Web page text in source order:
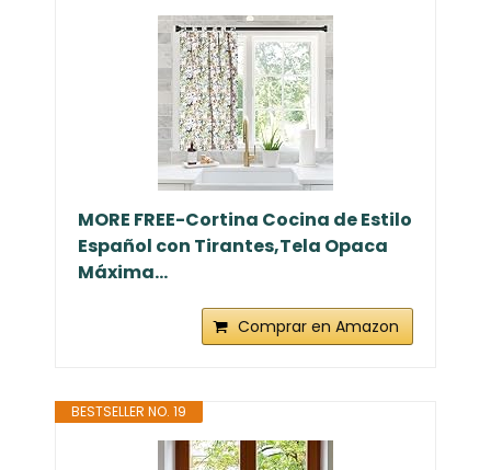
MORE FREE-Cortina Cocina de Estilo
Español con Tirantes,Tela Opaca
Máxima...
Comprar en Amazon
BESTSELLER NO. 19